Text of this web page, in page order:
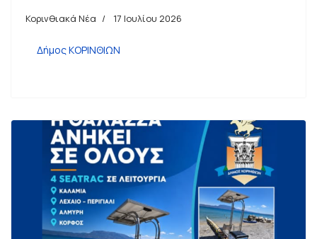
Κορινθιακά Νέα 17 Ιουλίου 2026
Δήμος ΚΟΡΙΝΘΙΩΝ